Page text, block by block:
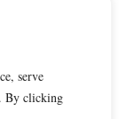
serve
By clicking